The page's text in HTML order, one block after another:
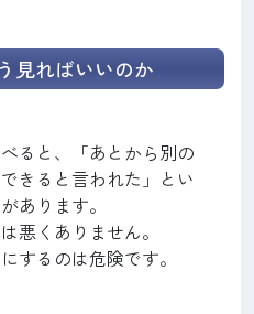
見ればいいのか
ると、「あとから別の
きると言われた」とい
あります。
悪くありません。
するのは危険です。